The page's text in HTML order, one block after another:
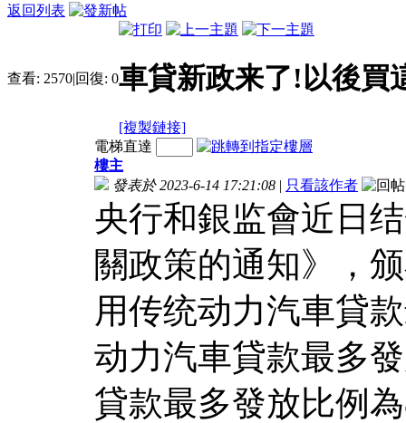
返回列表
查看: 2570|回復: 0車貸新政来了!以後買
[複製鏈接]
電梯直達
樓主
發表於 2023-6-14 17:21:08 | 只看該作者
央行和銀监會近日
關政策的通知》，
用传统动力汽車貸
动力汽車貸款最多
貸款最多發放比例